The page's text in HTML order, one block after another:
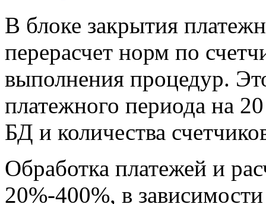
В блоке закрытия
перерасчет норм по
выполнения процедур.
платежного периода на
БД и количества
Обработка платежей и
20%-400%, в зависимости